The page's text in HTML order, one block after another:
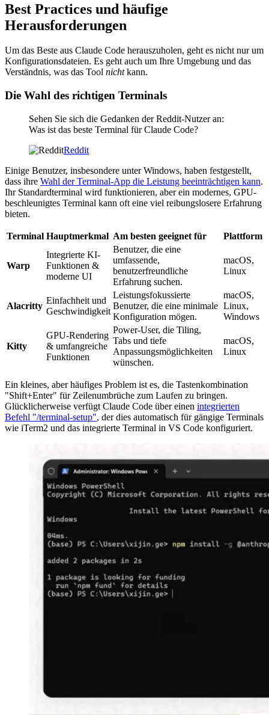
Best Practices und häufige
Herausforderungen
Um das Beste aus Claude Code herauszuholen, geht es nicht nur um
Konfigurationsdateien. Es geht auch um Ihre Umgebung und das
Verständnis, was das Tool nichtkann.
Die Wahl des richtigen Terminals
Sehen Sie sich die Gedanken der Reddit-Nutzer an:
Was ist das beste Terminal für Claude Code?
Reddit
Einige Benutzer, insbesondere unter Windows, haben festgestellt,
dass ihre Wahl der Terminal-App die Leistung beeinträchtigen kann.
Ihr Standardterminal wird funktionieren, aber ein modernes, GPU-
beschleunigtes Terminal kann oft eine viel reibungslosere Erfahrung
bieten.
Terminal Hauptmerkmal Am besten geeignet für Plattform
Warp
Integrierte KI-
Funktionen &
moderne UI
Benutzer, die eine
umfassende,
benutzerfreundliche
Erfahrung suchen.
macOS,
Linux
Alacritty
Einfachheit und
Geschwindigkeit
Leistungsfokussierte
Benutzer, die eine minimale
Konfiguration mögen.
macOS,
Linux,
Windows
Kitty
GPU-Rendering
& umfangreiche
Funktionen
Power-User, die Tiling,
Tabs und tiefe
Anpassungsmöglichkeiten
wünschen.
macOS,
Linux
Ein kleines, aber häufiges Problem ist es, die Tastenkombination
"Shift+Enter" für Zeilenumbrüche zum Laufen zu bringen.
Glücklicherweise verfügt Claude Code über einen integrierten
Befehl "/terminal-setup", der dies automatisch für gängige Terminals
wie iTerm2 und das integrierte Terminal in VS Code konfiguriert.